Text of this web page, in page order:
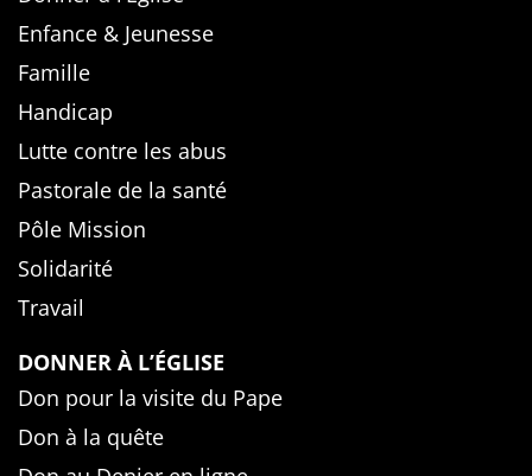
Enfance & Jeunesse
Famille
Handicap
Lutte contre les abus
Pastorale de la santé
Pôle Mission
Solidarité
Travail
DONNER À L’ÉGLISE
Don pour la visite du Pape
Don à la quête